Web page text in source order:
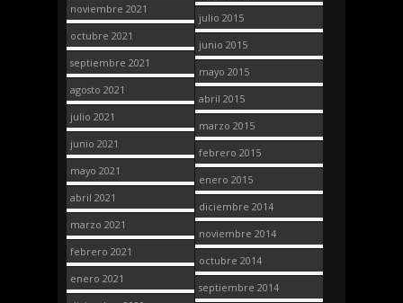
noviembre 2021
octubre 2021
septiembre 2021
agosto 2021
julio 2021
junio 2021
mayo 2021
abril 2021
marzo 2021
febrero 2021
enero 2021
julio 2015
junio 2015
mayo 2015
abril 2015
marzo 2015
febrero 2015
enero 2015
diciembre 2014
noviembre 2014
octubre 2014
septiembre 2014